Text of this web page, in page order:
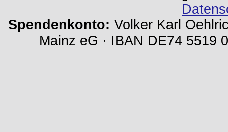
Spendenkonto: Volker Karl
Mainz eG · IBAN DE74 5519